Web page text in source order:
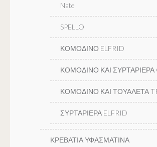
Nate
SPELLO
ΚΟΜΟΔΙΝΟ ELFRID
ΚΟΜΟΔΙΝΟ ΚΑΙ ΣΥΡΤΑΡΙΕΡΑ
ΚΟΜΟΔΙΝΟ ΚΑΙ ΤΟΥΑΛΕΤΑ
ΣΥΡΤΑΡΙΕΡΑ ELFRID
ΚΡΕΒΑΤΙΑ ΥΦΑΣΜΑΤΙΝΑ